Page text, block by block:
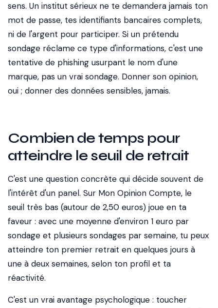
sens. Un institut sérieux ne te demandera jamais ton
mot de passe, tes identifiants bancaires complets,
ni de l'argent pour participer. Si un prétendu
sondage réclame ce type d'informations, c'est une
tentative de phishing usurpant le nom d'une
marque, pas un vrai sondage. Donner son opinion,
oui ; donner des données sensibles, jamais.
Combien de temps pour
atteindre le seuil de retrait
C'est une question concrète qui décide souvent de
l'intérêt d'un panel. Sur Mon Opinion Compte, le
seuil très bas (autour de 2,50 euros) joue en ta
faveur : avec une moyenne d'environ 1 euro par
sondage et plusieurs sondages par semaine, tu peux
atteindre ton premier retrait en quelques jours à
une à deux semaines, selon ton profil et ta
réactivité.
C'est un vrai avantage psychologique : toucher